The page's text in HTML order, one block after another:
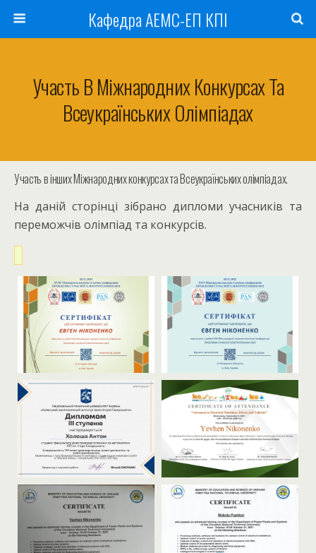
Кафедра АЕМС-ЕП КПІ
Участь В Міжнародних Конкурсах Та
Всеукраїнських Олімпіадах
Участь в інших Міжнародних конкурсах та Всеукраїнських олімпіадах.
На даній сторінці зібрано дипломи учасників та
переможчів олімпіад та конкурсів.